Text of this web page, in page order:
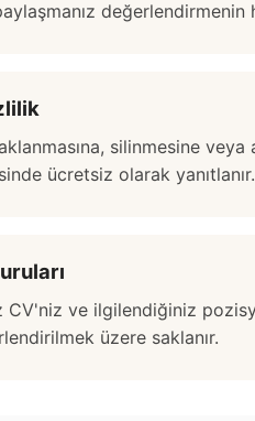
değerlendirmenin
silinmesine veya
ücretsiz olarak
ve ilgilendiğiniz
üzere saklanır.